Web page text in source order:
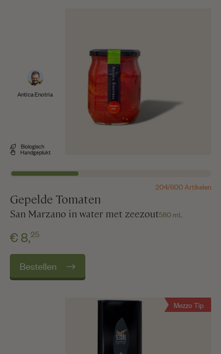
Antica Enotria
Biologisch
Handgeplukt
204/600 Artikelen
Gepelde Tomaten
San Marzano in water met zeezout580 mL
€ 8,25
Bestellen
Mezzo Tip